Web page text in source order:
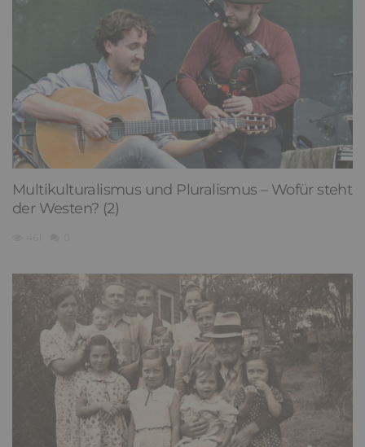
Multikulturalismus und Pluralismus – Wofür steht
der Westen? (2)